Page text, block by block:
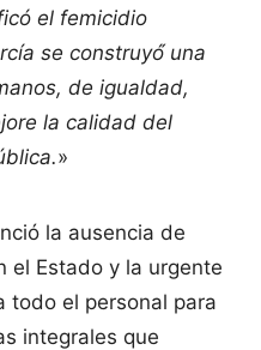
el femicidio
se construyó́ una
de igualdad,
la calidad del
»
la ausencia de
el Estado y la urgente
todo el personal para
integrales que